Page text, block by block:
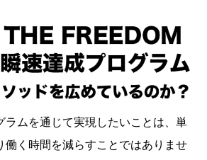
ラムを通じて実現したいことは、単
働く時間を減らすことではありませ